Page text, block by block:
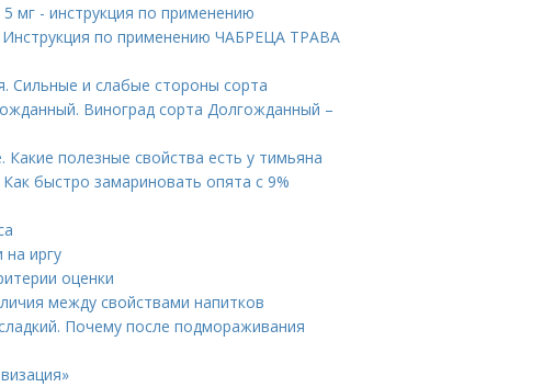
мг - инструкция по применению
Инструкция по применению ЧАБРЕЦА ТРАВА
Сильные и слабые стороны сорта
Виноград сорта Долгожданный –
полезные свойства есть у тимьяна
быстро замариновать опята с 9%
иргу
оценки
между свойствами напитков
Почему после подмораживания